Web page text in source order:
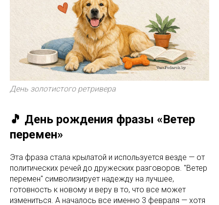
День золотистого ретривера
🎵 День рождения фразы «Ветер
перемен»
Эта фраза стала крылатой и используется везде — от
политических речей до дружеских разговоров. "Ветер
перемен" символизирует надежду на лучшее,
готовность к новому и веру в то, что все может
измениться. А началось все именно 3 февраля — хотя